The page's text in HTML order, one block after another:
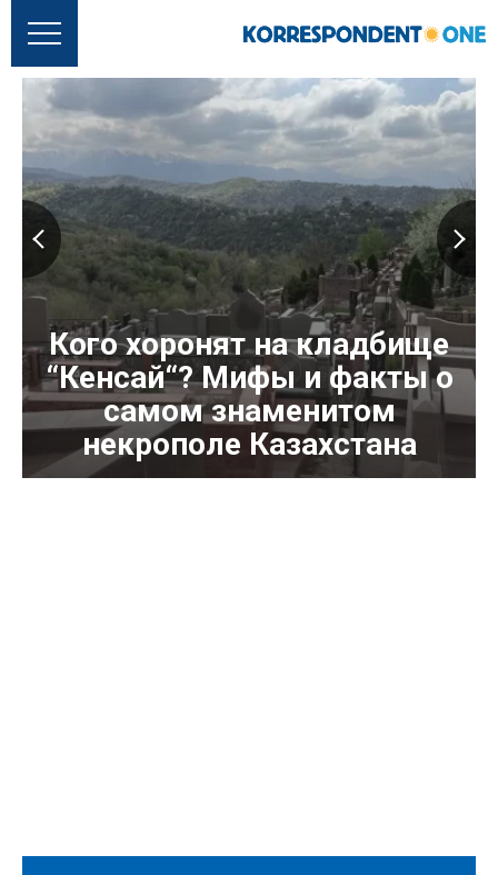
Кого хоронят на кладбище
“Кенсай“? Мифы и факты о
самом знаменитом
некрополе Казахстана